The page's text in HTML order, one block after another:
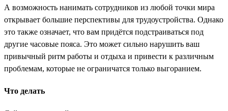
А возможность нанимать сотрудников из любой точки мира
открывает большие перспективы для трудоустройства. Однако
это также означает, что вам придётся подстраиваться под
другие часовые пояса. Это может сильно нарушить ваш
привычный ритм работы и отдыха и привести к различным
проблемам, которые не ограничатся только выгоранием.
Что делать